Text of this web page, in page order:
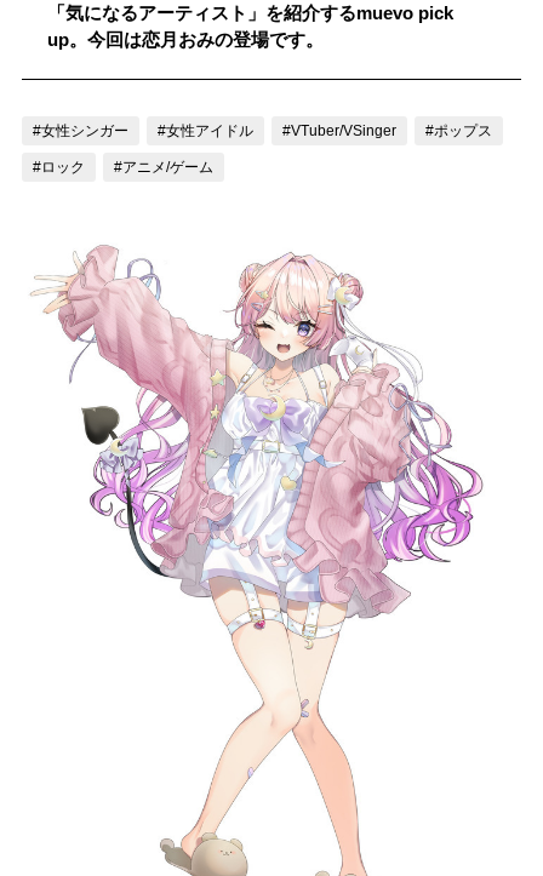
#男性シンガー #HR/HM #女性シンガー
プレスリリース一覧
お問い合わせ
記事リクエスト
LINK
muevoクラウドファンディング
muevoコミュニティ
ぶいクラ！by muevo
ぶいコミュ！by muevo
ぶいマガ！ by muevo
「気になるアーティスト」を紹介するmuevo pick
up。今回は恋月おみの登場です。
#女性シンガー #女性アイドル #VTuber/VSinger #ポップス
#ロック #アニメ/ゲーム